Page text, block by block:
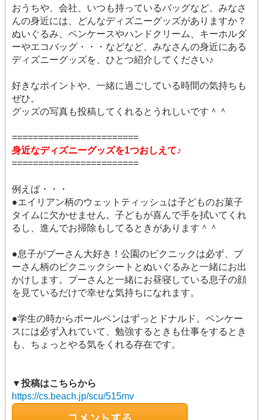
おうちや、会社、いつも持っているバッグなど、みなさ
んの身近には、どんなディズニーグッズがありますか？
ぬいぐるみ、ペンケースやハンドクリーム、キーホルダ
ーやエコバッグ・・・などなど、みなさんの身近にある
ディズニーグッズを、ひとつ紹介してください♪
好きなポイントや、一緒に過ごしている時間の気持ちも
ぜひ。
グッズの写真も投稿してくれるとうれしいです＾＾
========================
身近なディズニーグッズを1つおしえて♪
========================
例えば・・・
●エイリアン柄のウェットティッシュは子どものお菓子
タイムに欠かせません。子どもが喜んで手を拭いてくれ
るし、進んでお掃除もしてるときがあります＾＾
●息子がプーさん大好き！公園のピクニックは必ず、プ
ーさん柄のピクニックシートとぬいぐるみと一緒にお出
かけします。プーさんと一緒にお昼寝している息子の顔
を見ているだけで幸せな気持ちになれます。
●学生の時からボールペンはずっとドナルド。ペンケー
スには必ず入れていて、勉強するときも仕事をするとき
も、ちょっとやる気をくれる存在です。
▼投稿はこちらから
https://cs.beach.jp/scu/515mv